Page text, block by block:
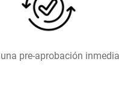
pre-aprobación